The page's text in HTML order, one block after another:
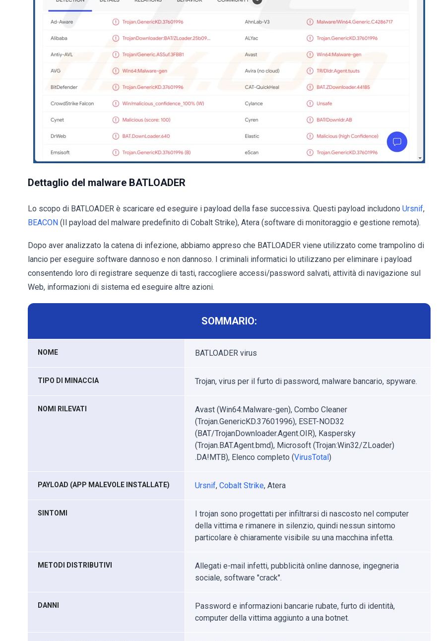
Dettaglio del malware BATLOADER
Lo scopo di BATLOADER è scaricare ed eseguire i payload della fase successiva. Questi payload includono Ursnif,
BEACON (Il payload del malware predefinito di Cobalt Strike), Atera (software di monitoraggio e gestione remota).
Dopo aver analizzato la catena di infezione, abbiamo appreso che BATLOADER viene utilizzato come trampolino di
lancio per eseguire software dannoso e non dannoso. I criminali informatici lo utilizzano per eliminare i payload
consentendo loro di registrare sequenze di tasti, raccogliere accessi/password salvati, attività di navigazione sul
Web, informazioni di sistema ed eseguire altre azioni.
SOMMARIO:
NOME BATLOADER virus
TIPO DI MINACCIA Trojan, virus per il furto di password, malware bancario, spyware.
NOMI RILEVATI
Avast (Win64:Malware-gen), Combo Cleaner
(Trojan.GenericKD.37601996), ESET-NOD32
(BAT/TrojanDownloader.Agent.OIR), Kaspersky
(Trojan.BAT.Agent.bmd), Microsoft (Trojan:Win32/ZLoader)
.DA!MTB), Elenco completo (VirusTotal)
PAYLOAD (APP MALEVOLE INSTALLATE) Ursnif, Cobalt Strike, Atera
SINTOMI
I trojan sono progettati per infiltrarsi di nascosto nel computer
della vittima e rimanere in silenzio, quindi nessun sintomo
particolare è chiaramente visibile su una macchina infetta.
METODI DISTRIBUTIVI
Allegati e-mail infetti, pubblicità online dannose, ingegneria
sociale, software "crack".
DANNI
Password e informazioni bancarie rubate, furto di identità,
computer della vittima aggiunto a una botnet.